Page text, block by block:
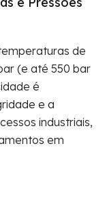
de
(e até 550 bar
é
e a
industriais,
em